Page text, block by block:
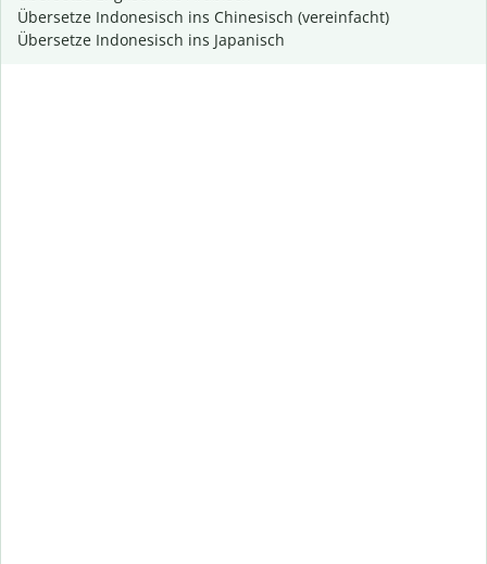
Übersetze Indonesisch ins Chinesisch (vereinfacht)
Übersetze Indonesisch ins Japanisch